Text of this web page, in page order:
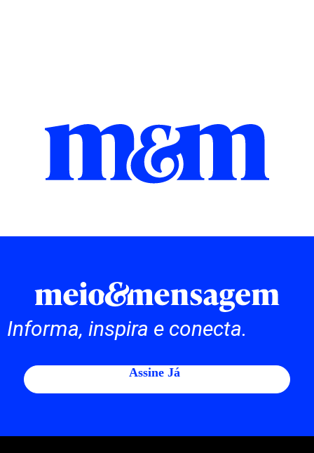
Informa, inspira e conecta.
Assine Já